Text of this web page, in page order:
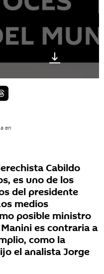
en
Cabildo
es uno de los
del presidente
medios
posible ministro
es contraria a
como la
el analista Jorge